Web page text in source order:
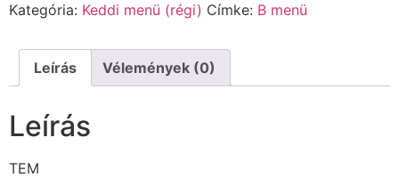
Kategória: Keddi menü (régi) Címke: B menü
Leírás Vélemények (0)
Leírás
TEM